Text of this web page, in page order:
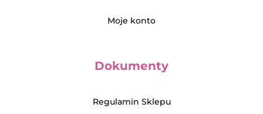
Moje konto
Dokumenty
Regulamin Sklepu